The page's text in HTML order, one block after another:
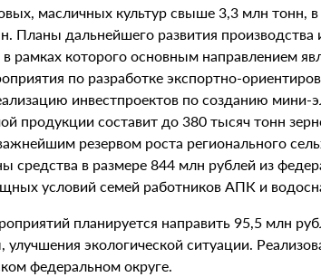
масличных культур свыше 3,3 млн тонн,
Планы дальнейшего развития производства
которого основным направлением
по разработке экспортно-
инвестпроектов по созданию
продукции составит до 380 тысяч тонн
резервом роста регионального
средства в размере 844 млн рублей из
условий семей работников АПК и
планируется направить 95,5 млн
экологической ситуации.
федеральном округе.